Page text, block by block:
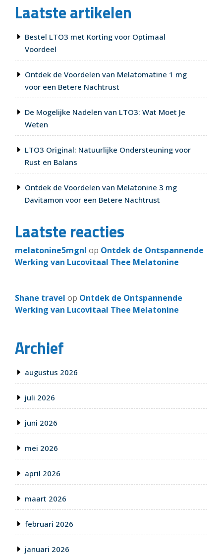
goede
nachtrust”
Laatste artikelen
Bestel LTO3 met Korting voor Optimaal
Voordeel
Ontdek de Voordelen van Melatomatine 1 mg
voor een Betere Nachtrust
De Mogelijke Nadelen van LTO3: Wat Moet Je
Weten
LTO3 Original: Natuurlijke Ondersteuning voor
Rust en Balans
Ontdek de Voordelen van Melatonine 3 mg
Davitamon voor een Betere Nachtrust
Laatste reacties
melatonine5mgnl op Ontdek de Ontspannende
Werking van Lucovitaal Thee Melatonine
Shane travel op Ontdek de Ontspannende
Werking van Lucovitaal Thee Melatonine
Archief
augustus 2026
juli 2026
juni 2026
mei 2026
april 2026
maart 2026
februari 2026
januari 2026